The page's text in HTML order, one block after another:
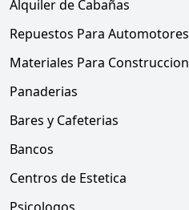
Alquiler de Cabañas
Repuestos Para Automotores
Materiales Para Construccion
Panaderias
Bares y Cafeterias
Bancos
Centros de Estetica